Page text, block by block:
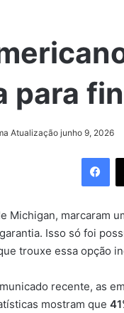
para
Atualização junho 9, 2026
Michigan, marcaram
Isso só foi
trouxe essa opção
recente, as
mostram que